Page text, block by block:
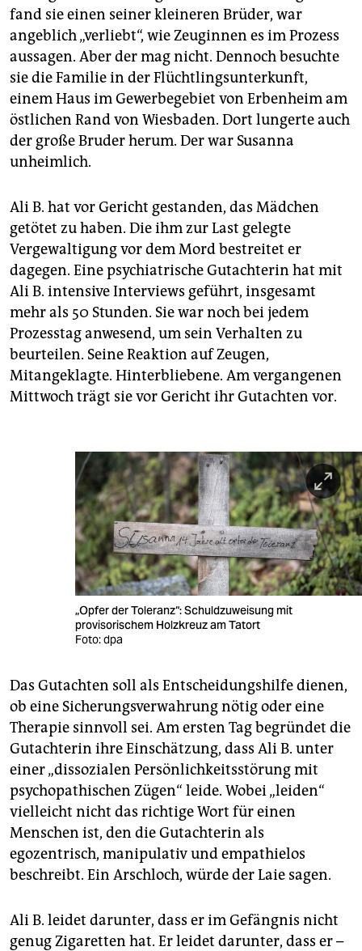
fand sie einen seiner kleineren Brüder, war
angeblich „verliebt“, wie Zeuginnen es im Prozess
aussagen. Aber der mag nicht. Dennoch besuchte
sie die Familie in der Flüchtlingsunterkunft,
einem Haus im Gewerbegebiet von Erbenheim am
östlichen Rand von Wiesbaden. Dort lungerte auch
der große Bruder herum. Der war Susanna
unheimlich.
Ali B. hat vor Gericht gestanden, das Mädchen
getötet zu haben. Die ihm zur Last gelegte
Vergewaltigung vor dem Mord bestreitet er
dagegen. Eine psychiatrische Gutachterin hat mit
Ali B. intensive Interviews geführt, insgesamt
mehr als 50 Stunden. Sie war noch bei jedem
Prozesstag anwesend, um sein Verhalten zu
beurteilen. Seine Reaktion auf Zeugen,
Mitangeklagte. Hinterbliebene. Am vergangenen
Mittwoch trägt sie vor Gericht ihr Gutachten vor.
„Opfer der Toleranz“: Schuldzuweisung mit
provisorischem Holzkreuz am Tatort
Foto: dpa
Das Gutachten soll als Entscheidungshilfe dienen,
ob eine Sicherungsverwahrung nötig oder eine
Therapie sinnvoll sei. Am ersten Tag begründet die
Gutachterin ihre Einschätzung, dass Ali B. unter
einer „dissozialen Persönlichkeitsstörung mit
psychopathischen Zügen“ leide. Wobei „leiden“
vielleicht nicht das richtige Wort für einen
Menschen ist, den die Gutachterin als
egozentrisch, manipulativ und empathielos
beschreibt. Ein Arschloch, würde der Laie sagen.
Ali B. leidet darunter, dass er im Gefängnis nicht
genug Zigaretten hat. Er leidet darunter, dass er –